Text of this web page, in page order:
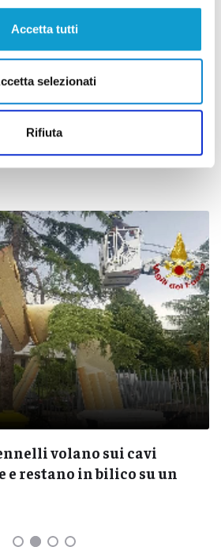
Accetta tutti
selezionati
Rifiuta
gli articoli
volano sui cavi
e restano in bilico su un